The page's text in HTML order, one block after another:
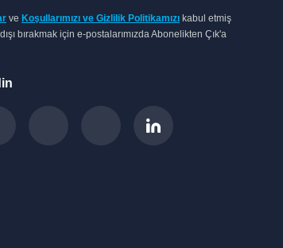
ve Koşullarımızı ve Gizlilik Politikamızı kabul etmiş
bırakmak için e-postalarımızda Abonelikten Çık'a